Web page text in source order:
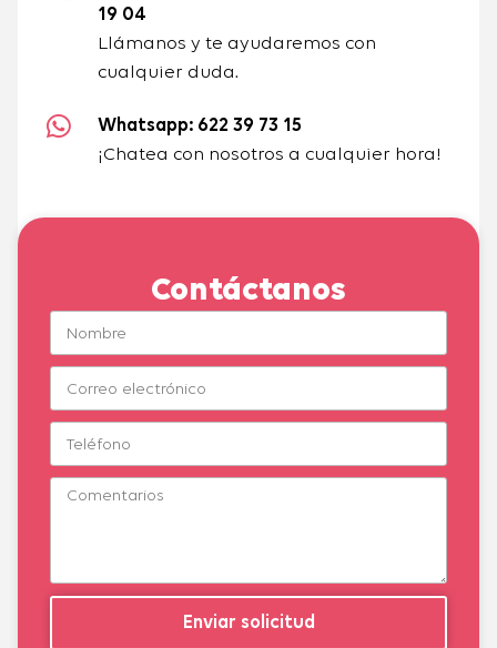
19 04
Llámanos y te ayudaremos con
cualquier duda.
Whatsapp: 622 39 73 15
¡Chatea con nosotros a cualquier hora!
Contáctanos
Enviar solicitud